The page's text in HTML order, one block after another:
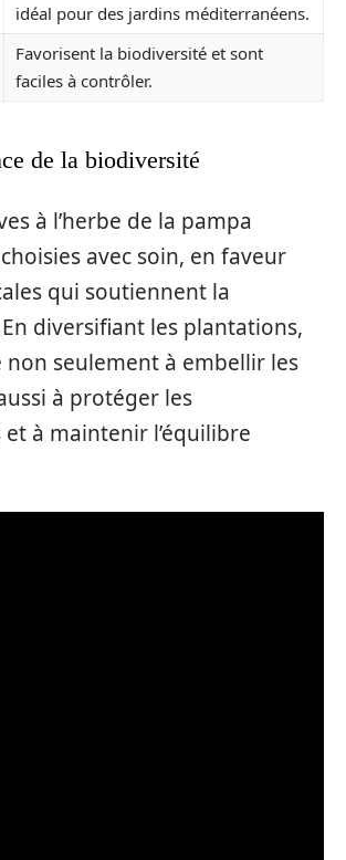
idéal pour des jardins méditerranéens.
Favorisent la biodiversité et sont
faciles à contrôler.
de la biodiversité
à l’herbe de la pampa
avec soin, en faveur
qui soutiennent la
diversifiant les plantations,
seulement à embellir les
à protéger les
et à maintenir l’équilibre